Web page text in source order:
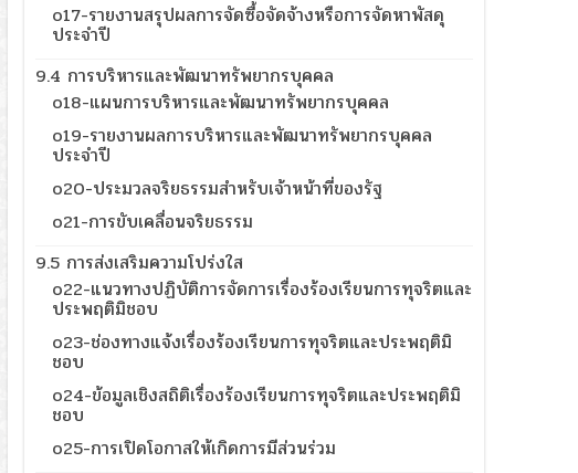
o17-รายงานสรุปผลการจัดซื้อจัดจ้างหรือการจัดหาพัสดุ
ประจำปี
9.4 การบริหารและพัฒนาทรัพยากรบุคคล
o18-แผนการบริหารและพัฒนาทรัพยากรบุคคล
o19-รายงานผลการบริหารและพัฒนาทรัพยากรบุคคล
ประจำปี
o20-ประมวลจริยธรรมสำหรับเจ้าหน้าที่ของรัฐ
o21-การขับเคลื่อนจริยธรรม
9.5 การส่งเสริมความโปร่งใส
o22-แนวทางปฏิบัติการจัดการเรื่องร้องเรียนการทุจริตและ
ประพฤติมิชอบ
o23-ช่องทางแจ้งเรื่องร้องเรียนการทุจริตและประพฤติมิ
ชอบ
o24-ข้อมูลเชิงสถิติเรื่องร้องเรียนการทุจริตและประพฤติมิ
ชอบ
o25-การเปิดโอกาสให้เกิดการมีส่วนร่วม